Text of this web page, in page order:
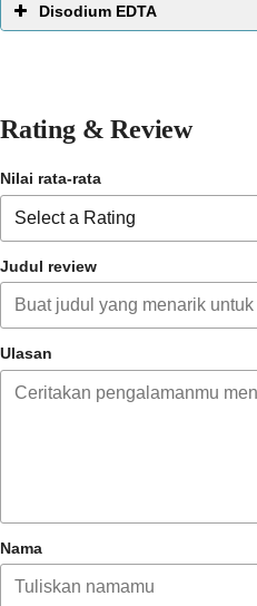
Disodium EDTA
Rating & Review
Nilai rata-rata
Judul review
Ulasan
Nama